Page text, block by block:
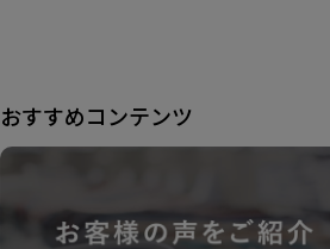
おすすめコンテンツ